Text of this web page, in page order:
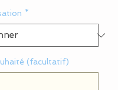
*
(facultatif)